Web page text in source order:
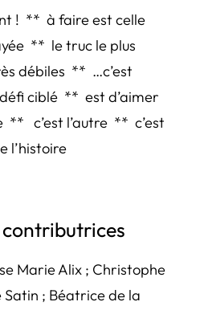
! ** à faire est celle
** le truc le plus
débiles ** …c’est
ciblé ** est d’aimer
** c’est l’autre ** c’est
l’histoire
Marie Alix ; Christophe
Satin ; Béatrice de la